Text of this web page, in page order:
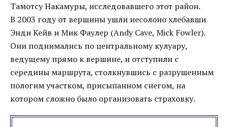
Тамотсу Накамуры, исследовавшего этот район.
В 2003 году от вершины ушли несолоно хлебавши
Энди Кейв и Мик Фаулер (Andy Cave, Mick Fowler).
Они поднимались по центральному кулуару,
ведущему прямо к вершине, и отступили с
середины маршрута, столкнувшись с разрушенным
пологим участком, присыпанном снегом, на
котором сложно было организовать страховку.